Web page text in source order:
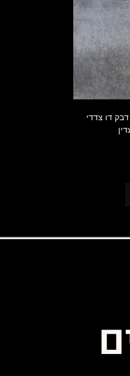
דו צדדי